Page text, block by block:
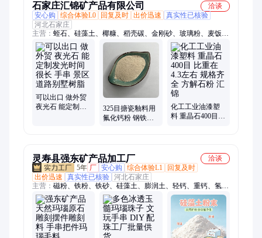
石家庄汇锦矿产品有限公司
洽谈
安心购
综合体验L0 回复及时 出价迅速
真实性已核验
河北石家庄
主营： 蛭石、硅藻土、椰糠、稻壳碳、金刚砂、玻璃粉、麦饭
石、火山石、重晶石、高岭土、白炭黑、玻璃砂、贝壳粉、氧化
铁、重钙、沸石
可以出口 做外贸
夜光石 能定制发
325目搪瓷釉料用
氟化钙粉 钢铁冶
化工工业油漆塑
料 重晶石400目
灵寿县强东矿产品加工厂
洽谈
5年 厂 安心购 综合体验L1
回复及时
出价迅速
真实性已核验 河北石家庄
主营： 磁粉、铁粉、铁砂、硅藻土、膨润土、轻钙、重钙、氢氧
化钙、氧化钙、煅烧滑石粉、膨润土颗粒、硅灰、活性白土、萤
石粉、石英粉、高岭土、沸石粉、煅烧高岭土、莫来砂、珍珠岩
粉、玻璃粉、贝壳粉、远红外粉、凹凸棒土